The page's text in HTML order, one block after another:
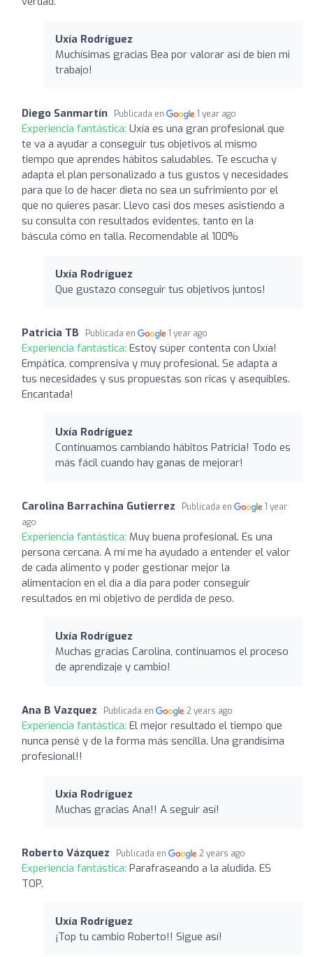
Uxía Rodríguez
Muchísimas gracias Bea por valorar así de bien mi
trabajo!
Diego Sanmartín Publicada en 1 year ago
Experiencia fantástica: Uxía es una gran profesional que
te va a ayudar a conseguir tus objetivos al mismo
tiempo que aprendes hábitos saludables. Te escucha y
adapta el plan personalizado a tus gustos y necesidades
para que lo de hacer dieta no sea un sufrimiento por el
que no quieres pasar. Llevo casi dos meses asistiendo a
su consulta con resultados evidentes, tanto en la
báscula cómo en talla. Recomendable al 100%
Uxía Rodríguez
Que gustazo conseguir tus objetivos juntos!
Patricia TB Publicada en 1 year ago
Experiencia fantástica: Estoy súper contenta con Uxía!
Empática, comprensiva y muy profesional. Se adapta a
tus necesidades y sus propuestas son ricas y asequibles.
Encantada!
Uxía Rodríguez
Continuamos cambiando hábitos Patricia! Todo es
más fácil cuando hay ganas de mejorar!
Carolina Barrachina Gutierrez Publicada en
1 year
ago
Experiencia fantástica: Muy buena profesional. Es una
persona cercana. A mí me ha ayudado a entender el valor
de cada alimento y poder gestionar mejor la
alimentacion en el día a dia para poder conseguir
resultados en mi objetivo de perdida de peso.
Uxía Rodríguez
Muchas gracias Carolina, continuamos el proceso
de aprendizaje y cambio!
Ana B Vazquez Publicada en 2 years ago
Experiencia fantástica: El mejor resultado el tiempo que
nunca pensé y de la forma más sencilla. Una grandísima
profesional!!
Uxía Rodríguez
Muchas gracias Ana!! A seguir así!
Roberto Vázquez Publicada en 2 years ago
Experiencia fantástica: Parafraseando a la aludida. ES
TOP.
Uxía Rodríguez
¡Top tu cambio Roberto!! Sigue así!